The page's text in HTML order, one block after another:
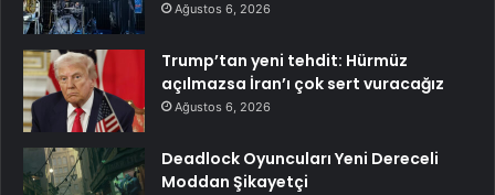
Ağustos 6, 2026
Trump’tan yeni tehdit: Hürmüz
açılmazsa İran’ı çok sert vuracağız
Ağustos 6, 2026
Deadlock Oyuncuları Yeni Dereceli
Moddan Şikayetçi